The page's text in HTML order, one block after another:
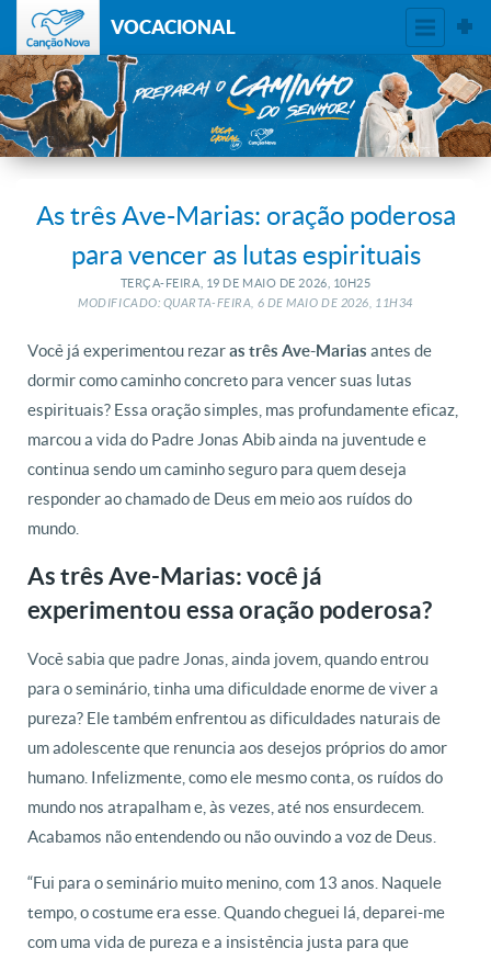
VOCACIONAL
As três Ave-Marias: oração poderosa
para vencer as lutas espirituais
TERÇA-FEIRA, 19 DE MAIO DE 2026, 10H25
MODIFICADO: QUARTA-FEIRA, 6 DEMAIO DE 2026, 11H34
Você já experimentou rezaras três Ave-Marias antes de
dormir como caminho concreto para vencer suas lutas
espirituais? Essa oração simples, mas profundamente eficaz,
marcou a vida do Padre Jonas Abibainda na juventude e
continua sendo um caminho seguro para quem deseja
responder ao chamado de Deus em meio aos ruídos do
mundo.
As três Ave-Marias: você já
experimentou essa oração poderosa?
Você sabia que padre Jonas, ainda jovem, quando entrou
para o seminário, tinha uma dificuldade enorme de viver a
pureza? Ele também enfrentou as dificuldades naturais de
um adolescente que renuncia aos desejos próprios do amor
humano. Infelizmente, como ele mesmo conta, os ruídos do
mundo nos atrapalham e, às vezes, até nos ensurdecem.
Acabamos não entendendo ou não ouvindo a voz de Deus.
“Fui para o seminário muito menino, com 13 anos. Naquele
tempo, o costume era esse. Quando cheguei lá, deparei-me
com uma vida de pureza e a insistência justa para que